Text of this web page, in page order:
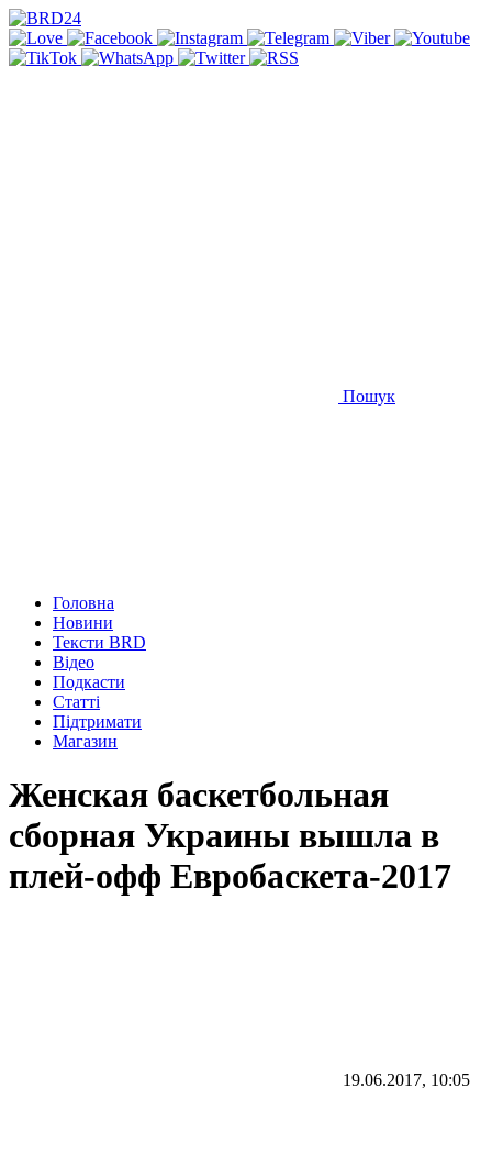
Пошук
Головна
Новини
Тексти BRD
Відео
Подкасти
Статті
Підтримати
Магазин
Женская баскетбольная
сборная Украины вышла в
плей-офф Евробаскета-2017
19.06.2017, 10:05